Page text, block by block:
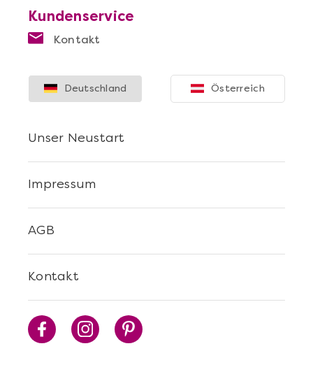
Kundenservice
Kontakt
Kontakt
AGB
Impressum
Unser Neustart
Deutschland Österreich